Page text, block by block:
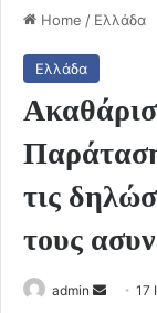
Home / Ελλάδα
Ελλάδα
τις
τους
admin
Send17